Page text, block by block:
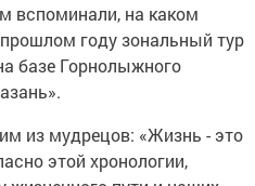
вспоминали, на каком
году зональный тур
базе Горнолыжного
из мудрецов: «Жизнь - это
этой хронологии,